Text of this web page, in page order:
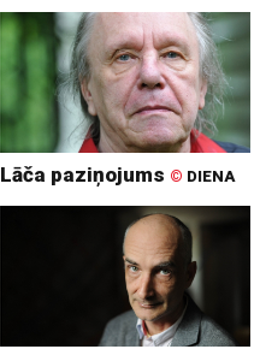
Lāča paziņojums © DIENA